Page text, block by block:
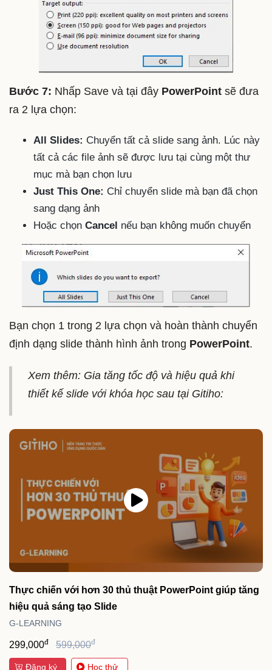
Bước 7: Nhấp Save và tại đây PowerPoint sẽ đưa
ra 2 lựa chọn:
All Slides: Chuyển tất cả slide sang ảnh. Lúc này
tất cả các file ảnh sẽ được lưu tại cùng một thư
mục mà bạn chọn lưu
Just This One: Chỉ chuyển slide mà bạn đã chọn
sang dạng ảnh
Hoặc chọn Cancel nếu bạn không muốn chuyển
Bạn chọn 1 trong 2 lựa chọn và hoàn thành chuyển
định dạng slide thành hình ảnh trong PowerPoint.
Xem thêm: Gia tăng tốc độ và hiệu quả khi
thiết kế slide với khóa học sau tại Gitiho:
Thực chiến với hơn 30 thủ thuật PowerPoint giúp tăng
hiệu quả sáng tạo Slide
G-LEARNING
299,000đ 599,000đ
Đăng ký Học thử